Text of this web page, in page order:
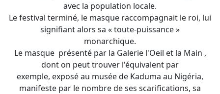
avec la population locale.
Le festival terminé, le masque raccompagnait le roi, lui
signifiant alors sa « toute-puissance »
monarchique.
Le masque présenté par la Galerie l'Oeil et la Main ,
dont on peut trouver l'équivalent par
exemple, exposé au musée de Kaduma au Nigéria,
manifeste par le nombre de ses scarifications, sa